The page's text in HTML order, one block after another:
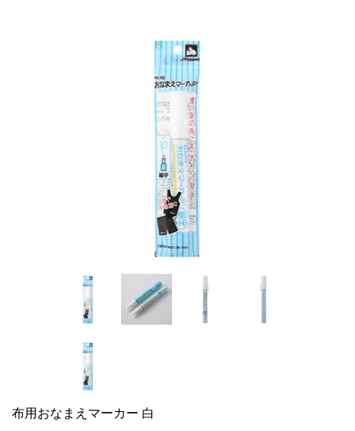
布用おなまえマーカー 白